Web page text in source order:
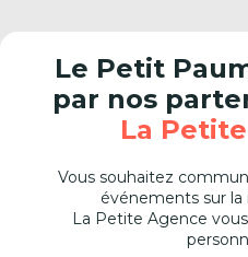
Le Petit
par nos
La
Vous souhaitez
événements sur la
La Petite Agence